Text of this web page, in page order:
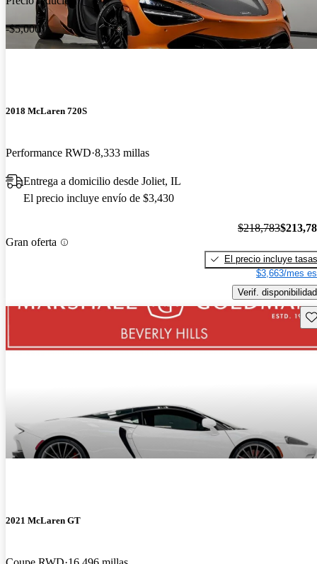
-$5,000
2018 McLaren 720S
Performance RWD 8,333 millas
Entrega a domicilio desde Joliet, IL
El precio incluye envío de $3,430
Gran oferta
$218,783
El precio incluye tasas
$3,663/mes
Verif. disponibilidad
2021 McLaren GT